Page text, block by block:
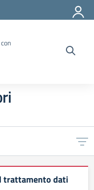
trattamento dati